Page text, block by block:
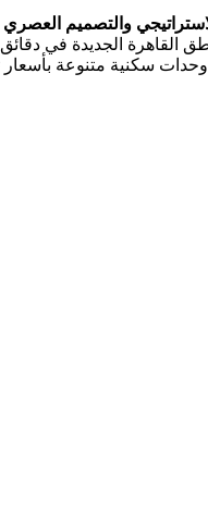
والتصميم
القاهرة الجديدة في
سكنية متنوعة بأسعار